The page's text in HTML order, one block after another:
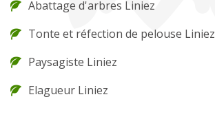
Abattage d'arbres Liniez
Tonte et réfection de pelouse Liniez
Paysagiste Liniez
Elagueur Liniez